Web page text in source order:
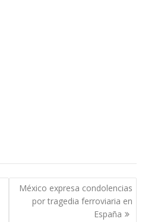
México expresa condolencias
por tragedia ferroviaria en
España